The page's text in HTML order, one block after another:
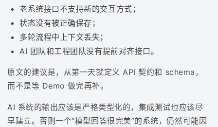
老系统接口不支持新的交互方式；
状态没有被正确保存；
多轮流程中上下文丢失；
AI 团队和工程团队没有提前对齐接口。
原文的建议是，从第一天就定义 API 契约和 schema，
而不是等 Demo 做完再补。
AI 系统的输出应该是严格类型化的，集成测试也应该尽
早建立。否则一个“模型回答很完美”的系统，仍然可能因